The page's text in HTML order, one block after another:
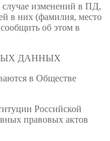
случае изменений в ПД,
в них (фамилия, место
об этом в
ДАННЫХ
в Обществе
Российской
правовых актов